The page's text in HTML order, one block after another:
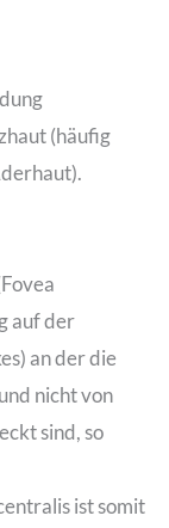
(häufig
auf der
an der die
nicht von
sind, so
ist somit